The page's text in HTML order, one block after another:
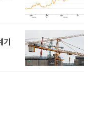
기